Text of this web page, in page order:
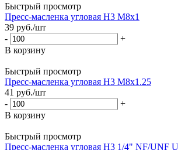
Быстрый просмотр
Пресс-масленка угловая H3 M8x1
39 руб./шт
-
+
В корзину
Быстрый просмотр
Пресс-масленка угловая H3 M8x1.25
41 руб./шт
-
+
В корзину
Быстрый просмотр
Пресс-масленка угловая H3 1/4" NF/UNF